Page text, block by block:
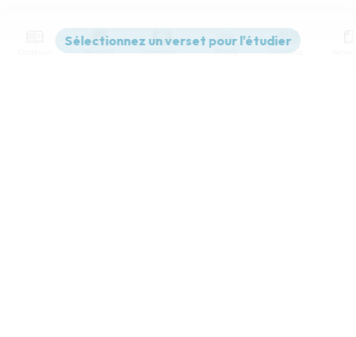
Versions Commentaires Strong